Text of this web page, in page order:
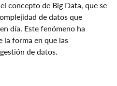
concepto de Big Data, que se
de datos que
día. Este fenómeno ha
la forma en que las
de datos.